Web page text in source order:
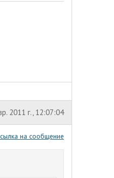
2011 г., 12:07:04
на сообщение